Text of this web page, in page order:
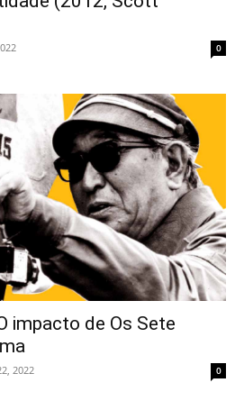
0
impacto de Os Sete
2022 0